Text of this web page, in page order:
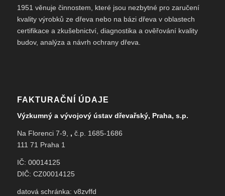
1951 věnuje činnostem, které jsou nezbytné pro zaručení
kvality výrobků ze dřeva nebo na bázi dřeva v oblastech
certifikace a zkušebnictví, diagnostika a ověřování kvality
budov, analýza a návrh ochrany dřeva.
FAKTURAČNÍ ÚDAJE
Výzkumný a vývojový ústav dřevařský, Praha, s.p.
Na Florenci 7-9, , č.p. 1685-1686
111 71 Praha 1
IČ: 00014125
DIČ: CZ00014125
datová schránka: v8zvffd